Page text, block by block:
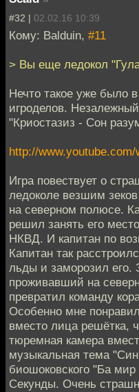
#32 | 02.02.16 10:39
Кому: Balduin, #11
> Вы еще ледокол
Нечто такое уже было
игроделов.
"Криостазиз - Сон
http://
Игра повествует о
ледоколе везшим
на северном полюсе.
решил занять его
НКВД. И капитан по
Капитан так
льды и заморозил его.
проживавший на
превратил команду
Особенно мне
вместо лица решётка,
тюремная камера
музыкальная тема
биошоковского "Ба
Секунды. Очень